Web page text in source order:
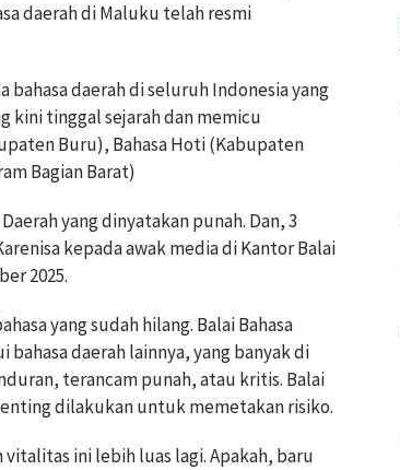
daerah di Maluku telah resmi
daerah di seluruh Indonesia yang
kini tinggal sejarah dan memicu
Buru), Bahasa Hoti (Kabupaten
Bagian Barat)
yang dinyatakan punah. Dan, 3
kepada awak media di Kantor Balai
2025.
yang sudah hilang. Balai Bahasa
daerah lainnya, yang banyak di
terancam punah, atau kritis. Balai
dilakukan untuk memetakan risiko.
ini lebih luas lagi. Apakah, baru